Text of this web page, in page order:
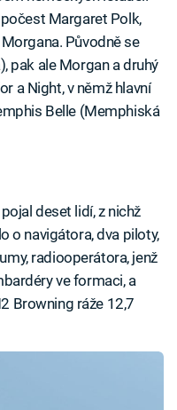
Margaret Polk,
Původně se
pak ale Morgan a druhý
a Night, v němž hlavní
Belle (Memphiská
deset lidí, z nichž
o navigátora, dva piloty,
radiooperátora, jenž
ve formaci, a
Browning ráže 12,7